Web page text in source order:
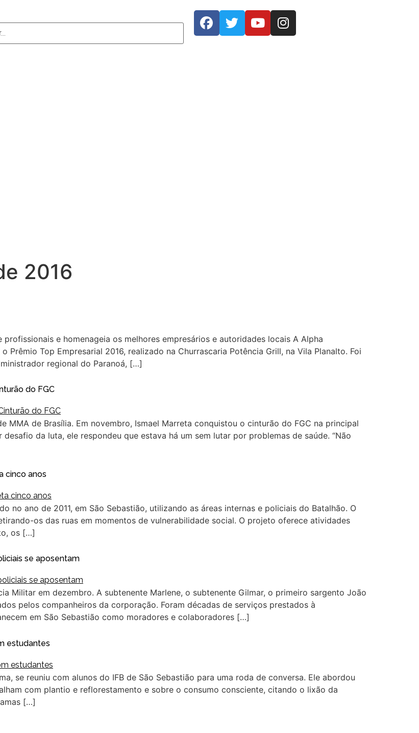
2016
e homenageia os melhores empresários e autoridades locais A Alpha
Prêmio Top Empresarial 2016, realizado na Churrascaria Potência Grill, na Vila Planalto. Foi
regional do Paranoá, […]
do FGC
MMA de Brasília. Em novembro, Ismael Marreta conquistou o cinturão do FGC na principal
da luta, ele respondeu que estava há um sem lutar por problemas de saúde. “Não
cinco anos
no ano de 2011, em São Sebastião, utilizando as áreas internas e policiais do Batalhão. O
os das ruas em momentos de vulnerabilidade social. O projeto oferece atividades
os […]
se aposentam
Militar em dezembro. A subtenente Marlene, o subtenente Gilmar, o primeiro sargento João
pelos companheiros da corporação. Foram décadas de serviços prestados à
em São Sebastião como moradores e colaboradores […]
estudantes
se reuniu com alunos do IFB de São Sebastião para uma roda de conversa. Ele abordou
com plantio e reflorestamento e sobre o consumo consciente, citando o lixão da
[…]